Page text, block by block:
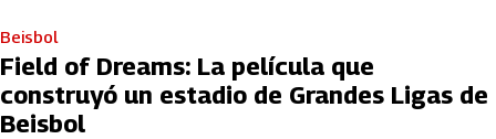
Beisbol
Field of Dreams: La película que
construyó un estadio de Grandes Ligas de
Beisbol